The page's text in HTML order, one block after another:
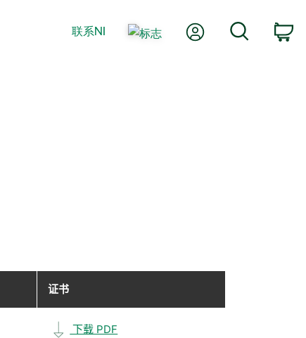
联系NI 我的账户
证书
下载 PDF